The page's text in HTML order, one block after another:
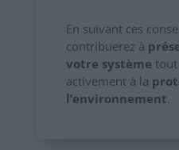
En suivant ces
contribuerez à
votre système
activement à la
l’environnement.